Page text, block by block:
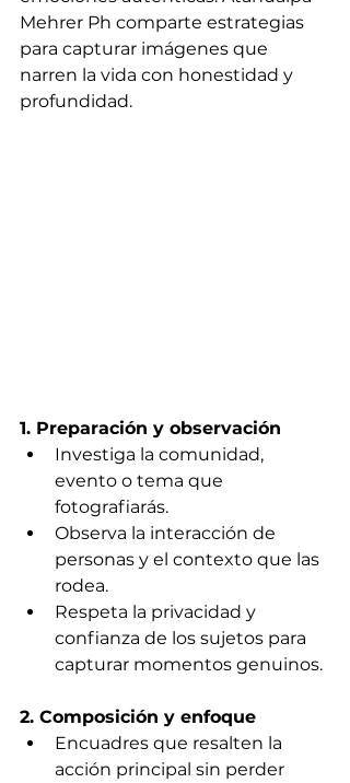
Mehrer Ph comparte estrategias
para capturar imágenes que
narren la vida con honestidad y
profundidad.
1. Preparación y observación
Investiga la comunidad,
evento o tema que
fotografiarás.
Observa la interacción de
personas y el contexto que las
rodea.
Respeta la privacidad y
confianza de los sujetos para
capturar momentos genuinos.
2. Composición y enfoque
Encuadres que resalten la
acción principal sin perder